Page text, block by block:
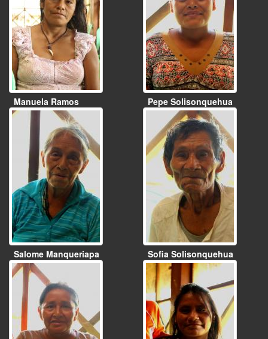
Manuela Ramos Pepe Solisonquehua
Salome Manqueriapa Sofia Solisonquehua